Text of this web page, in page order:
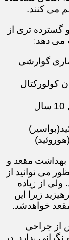
می کنند.
گسترده تری از
می دهد:
گوارشی
کولورکتال
بالای 50 سال سن دارید و در طول 10 سال
بهداشت مقعد و
می توانید از
از زیاده
زیرا این
خواهدشد.
از جراحی
ندارد. در